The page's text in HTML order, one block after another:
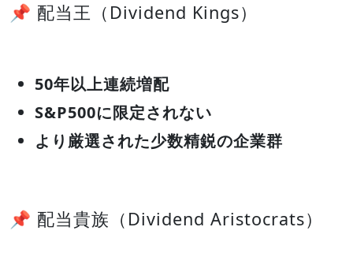
📌 配当王（Dividend Kings）
50年以上連続増配
S&P500に限定されない
より厳選された少数精鋭の企業群
📌 配当貴族（Dividend Aristocrats）